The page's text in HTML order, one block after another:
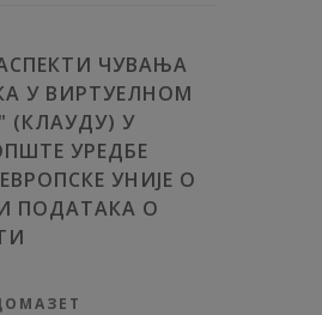
ЧУВАЊА
У ВИРТУЕЛНОМ
(КЛАУДУ) У
УРЕДБЕ
УНИЈЕ О
ПОДАТАКА О